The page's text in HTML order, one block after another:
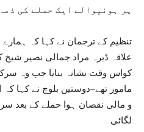
پر ہونیوالے ایک حملے کی
تنظیم کے ترجمان نے کہا کہ ہمارے
علاقہ ڈیرہ مراد جمالی نصیر شیخ
کواس وقت نشانہ بنایا جب وہ
مامور تھے–دوستین بلوچ نے کہا
و مالی نقصان ہوا حملے کے بعد
لگائی